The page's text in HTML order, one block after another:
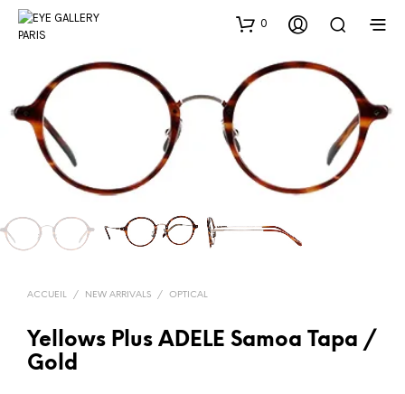
0
ACCUEIL / NEW ARRIVALS / OPTICAL
Yellows Plus ADELE Samoa Tapa /
Gold